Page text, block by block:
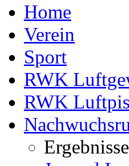
Home
Verein
Sport
RWK
RWK
Ergebnisse